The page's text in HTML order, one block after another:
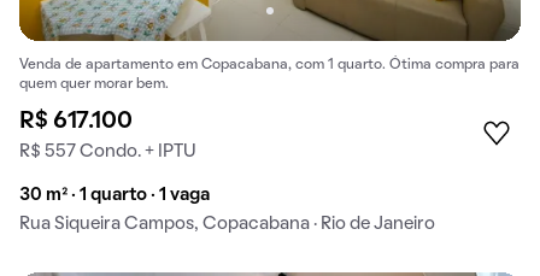
Venda de apartamento em Copacabana, com 1 quarto. Ótima compra para
quem quer morar bem.
R$ 617.100
R$ 557 Condo. + IPTU
30 m² · 1 quarto · 1 vaga
Rua Siqueira Campos, Copacabana · Rio de Janeiro